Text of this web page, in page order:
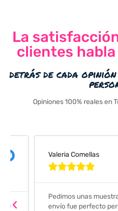
La
clientes
detrás de cada
Opiniones 100% reales en
Valeria Comellas

Pedimos unas muestras de
envío fue perfecto pero lo